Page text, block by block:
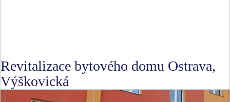
Revitalizace bytového domu Ostrava,
Výškovická